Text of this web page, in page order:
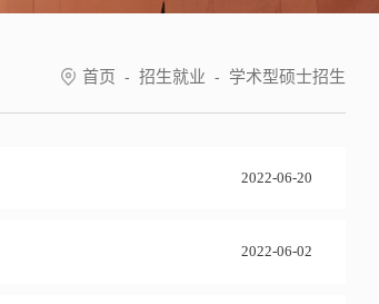
首页 - 招生就业 - 学术型硕士招生
2022-06-20
2022-06-02